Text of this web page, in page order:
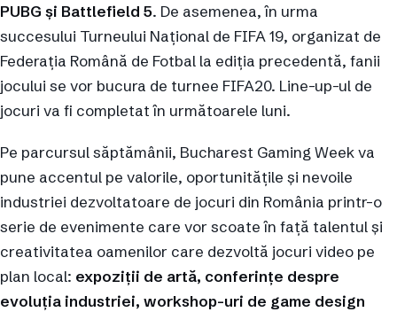
PUBG și Battlefield 5. De asemenea, în urma
succesului Turneului Național de FIFA 19, organizat de
Federația Română de Fotbal la ediția precedentă, fanii
jocului se vor bucura de turnee FIFA20. Line-up-ul de
jocuri va fi completat în următoarele luni.
Pe parcursul săptămânii, Bucharest Gaming Week va
pune accentul pe valorile, oportunitățile și nevoile
industriei dezvoltatoare de jocuri din România printr-o
serie de evenimente care vor scoate în față talentul și
creativitatea oamenilor care dezvoltă jocuri video pe
plan local: expoziții de artă, conferințe despre
evoluția industriei, workshop-uri de game design